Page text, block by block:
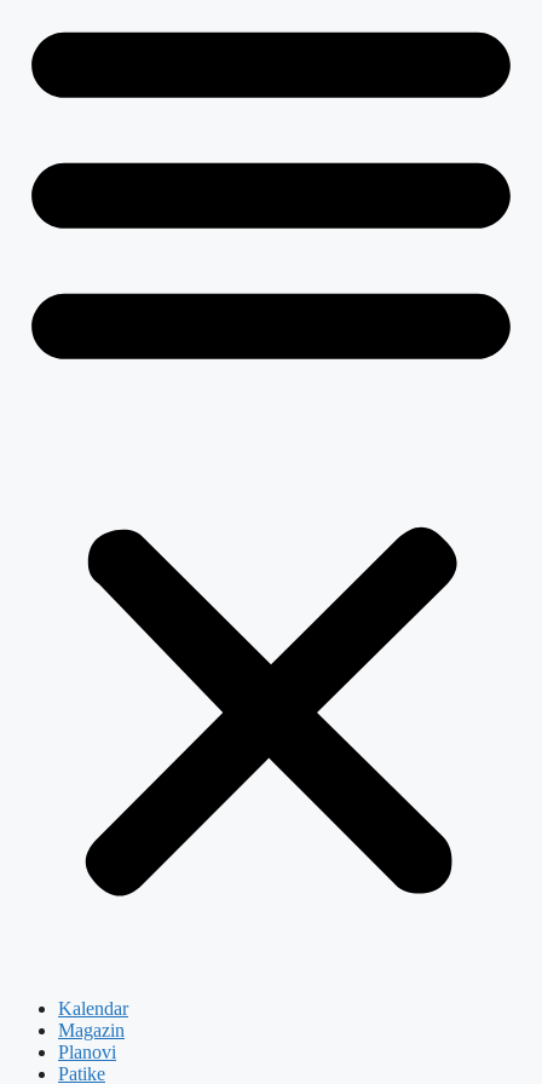
Kalendar
Magazin
Planovi
Patike